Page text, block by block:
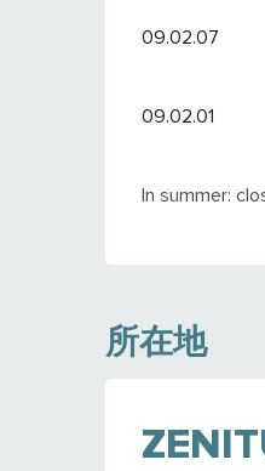
09.02.07
09.02.01
In summer:
所在地